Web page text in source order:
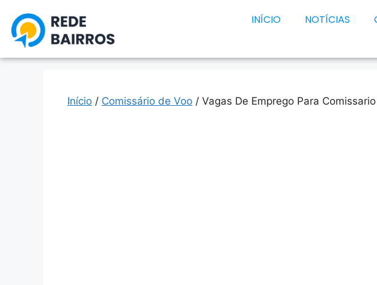
INÍCIO NOTÍCIAS
Início / Comissário de Voo / Vagas De Emprego Para